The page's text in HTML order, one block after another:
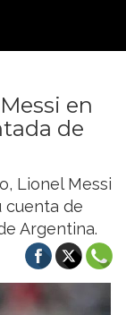
en
de
Lionel Messi
cuenta de
Argentina.